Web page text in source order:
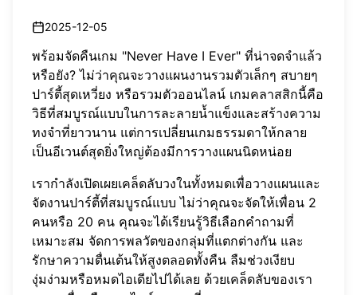
2025-12-05
พร้อมจัดคืนเกม "Never Have I Ever" ที่น่าจดจำแล้ว
หรือยัง? ไม่ว่าคุณจะวางแผนงานรวมตัวเล็กๆ สบายๆ
ปาร์ตี้สุดเหวี่ยง หรือรวมตัวออนไลน์ เกมคลาสสิกนี้คือ
วิธีที่สมบูรณ์แบบในการละลายน้ำแข็งและสร้างความ
ทงจำที่ยาวนาน แต่การเปลี่ยนเกมธรรมดาให้กลาย
เป็นอีเวนต์สุดยิ่งใหญ่ต้องมีการวางแผนนิดหน่อย
เรากำลังเปิดเผยเคล็ดลับวงในทั้งหมดเพื่อวางแผนและ
จัดงานปาร์ตี้ที่สมบูรณ์แบบ ไม่ว่าคุณจะจัดให้เพื่อน 2
คนหรือ 20 คน คุณจะได้เรียนรู้วิธีเลือกคำถามที่
เหมาะสม จัดการพลวัตของกลุ่มที่แตกต่างกัน และ
รักษาความตื่นเต้นให้สูงตลอดทั้งคืน ลืมช่วงเงียบ
งุ่มง่ามหรือหมดไอเดียไปได้เลย ด้วยเคล็ดลับของเรา